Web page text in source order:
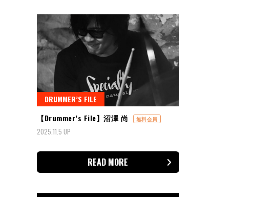
DRUMMER’S FILE
【Drummer’s File】沼澤 尚
無料会員
2025.11.5 UP
READ MORE